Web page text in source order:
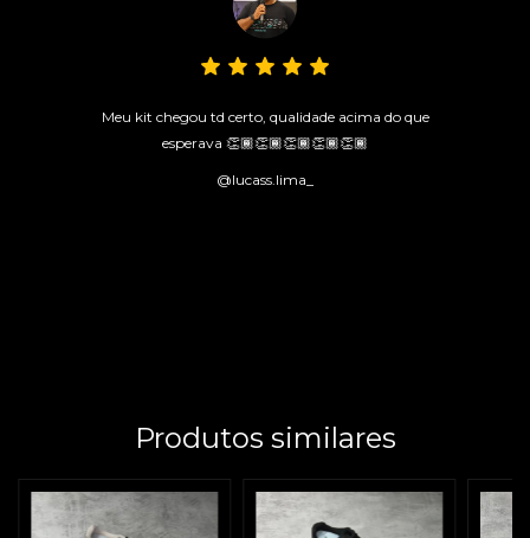
Meu kit chegou td certo, qualidade acima do que
esperava 👏🏾👏🏾👏🏾👏🏾👏🏾
@lucass.lima_
Produtos similares